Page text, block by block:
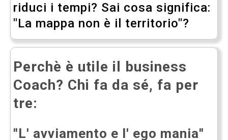
riduci i tempi? Sai cosa significa:
"La mappa non è il territorio"?
Perchè è utile il business
Coach? Chi fa da sé, fa per
tre:
"L' avviamento e l' ego mania"